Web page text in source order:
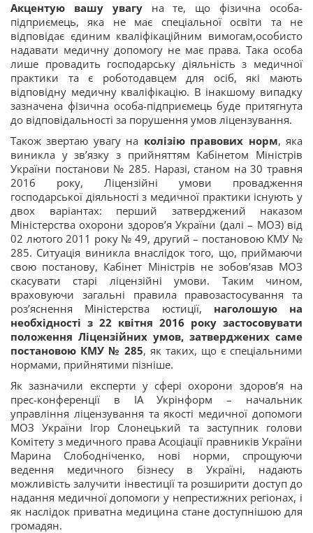
Акцентую вашу увагуна те, що фізична особа-
підприємець, яка не має спеціальної освіти та не
відповідає єдиним кваліфікаційним вимогам,особисто
надавати медичну допомогу не має права. Така особа
лише провадить господарську діяльність з медичної
практики та є роботодавцем для осіб, які мають
відповідну медичну кваліфікацію. В інакшому випадку
зазначена фізична особа-підприємець буде притягнута
до відповідальності за порушення умов ліцензування.
Також звертаю увагу на колізію правових норм, яка
виникла у зв’язку з прийняттям Кабінетом Міністрів
України постанови № 285. Наразі, станом на 30 травня
2016 року, Ліцензійні умови провадження
господарської діяльності з медичної практики існують у
двох варіантах: перший затверджений наказом
Міністерства охорони здоров’я України (далі – МОЗ) від
02 лютого 2011 року № 49, другий – постановою КМУ №
285. Ситуація виникла внаслідок того, що, приймаючи
свою постанову, Кабінет Міністрів не зобов’язав МОЗ
скасувати старі ліцензійні умови. Таким чином,
враховуючи загальні правила правозастосування та
роз’яснення Міністерства юстиції, наголошую на
необхідності з 22 квітня 2016 року застосовувати
положення Ліцензійних умов, затверджених саме
постановою КМУ № 285, як таких, що є спеціальними
нормами, прийнятими пізніше.
Як зазначили експерти у сфері охорони здоров’я на
прес-конференції в ІА Укрінформ – начальник
управління ліцензування та якості медичної допомоги
МОЗ України Ігор Слонецький та заступник голови
Комітету з медичного права Асоціації правників України
Марина Слободніченко, нові норми, спрощуючи
ведення медичного бізнесу в Україні, надають
можливість залучити інвестиції та розширити доступ до
надання медичної допомоги у непрестижних регіонах, і
як наслідок приватна медицина стане доступнішою для
громадян.